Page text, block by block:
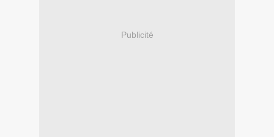
Publicité